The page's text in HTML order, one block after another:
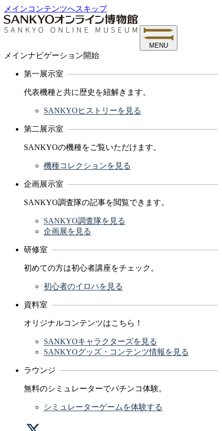
メインコンテンツへスキップ
MENU
メインナビゲーション開始
第一展示室
代表機種と共に歴史を紐解きます。
SANKYOヒストリーを見る
第二展示室
SANKYOの機種をご覧いただけます。
機種コレクションを見る
企画展示室
SANKYO調査隊の記事を閲覧できます。
SANKYO調査隊を見る
企画展を見る
研修室
初めての方は初心者講座をチェック。
初心者のイロハを見る
資料室
オリジナルコンテンツはこちら！
SANKYOキャラクターズを見る
SANKYOグッズ・コンテンツ情報を見る
ラウンジ
無料のシミュレーターでパチンコ体験。
シミュレーターゲームを体験する